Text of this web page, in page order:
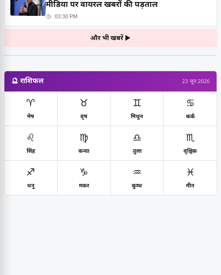
मीडिया पर वायरल खबरों की पड़ताल
03:30 PM
और भी खबरें ▶
🔮 राशिफल 23 जून 2026
♈
मेष
♉
वृष
♊
मिथुन
♋
कर्क
♌
सिंह
♍
कन्या
♎
तुला
♏
वृश्चिक
♐
धनु
♑
मकर
♒
कुम्भ
♓
मीन